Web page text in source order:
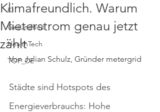
KI
Gesundheit
HealthTech
TOP_DE
Klimafreundlich. Warum
Mieterstrom genau jetzt
zählt
Von Julian Schulz, Gründer metergrid
Städte sind Hotspots des
Energieverbrauchs: Hohe